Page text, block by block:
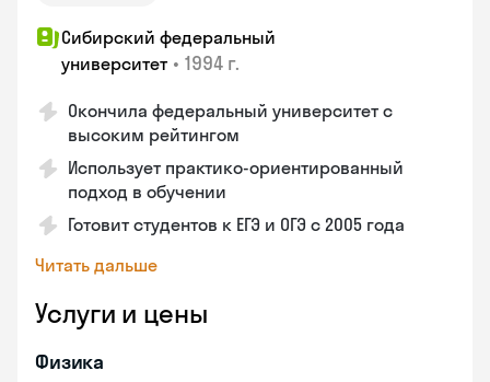
Сибирский федеральный
университет • 1994 г.
Окончила федеральный университет с
высоким рейтингом
Использует практико-ориентированный
подход в обучении
Готовит студентов к ЕГЭ и ОГЭ с 2005 года
Читать дальше
Услуги и цены
Физика